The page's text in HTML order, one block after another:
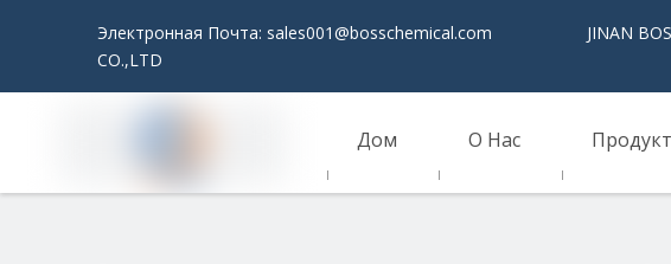
Электронная Почта: sales001@bosschemical.com JINAN BOSS
CO.,LTD
Дом О Нас